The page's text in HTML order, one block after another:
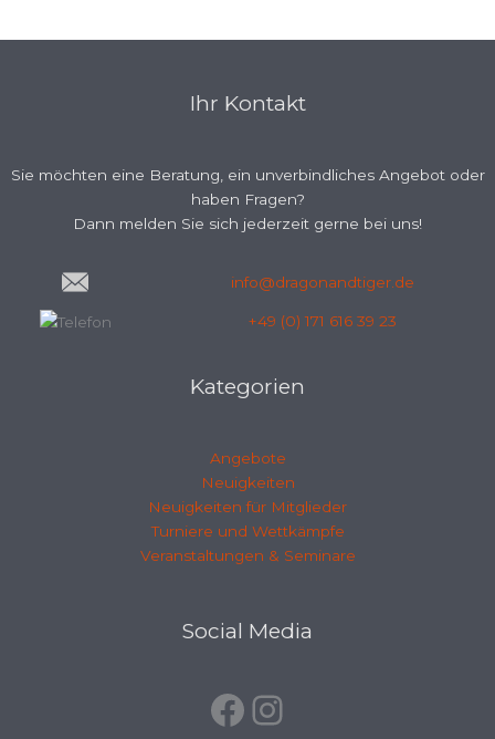
Ihr Kontakt
Sie möchten eine Beratung, ein unverbindliches Angebot oder
haben Fragen?
Dann melden Sie sich jederzeit gerne bei uns!
info@dragonandtiger.de
+49 (0) 171 616 39 23
Kategorien
Angebote
Neuigkeiten
Neuigkeiten für Mitglieder
Turniere und Wettkämpfe
Veranstaltungen & Seminare
Social Media
Facebook